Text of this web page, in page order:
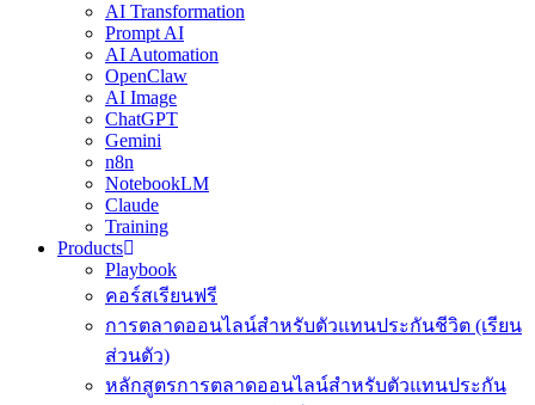
AI Transformation
Prompt AI
AI Automation
OpenClaw
AI Image
ChatGPT
Gemini
n8n
NotebookLM
Claude
Training
Products
Playbook
คอร์สเรียนฟรี
การตลาดออนไลน์สำหรับตัวแทนประกันชีวิต (เรียน
ส่วนตัว)
หลักสูตรการตลาดออนไลน์สำหรับตัวแทนประกัน